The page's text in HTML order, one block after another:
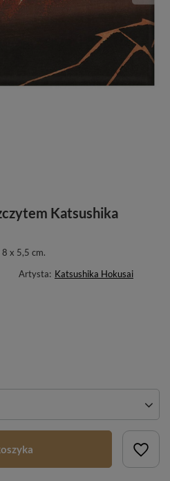
Katsushika
x 5,5 cm.
Artysta: Katsushika Hokusai